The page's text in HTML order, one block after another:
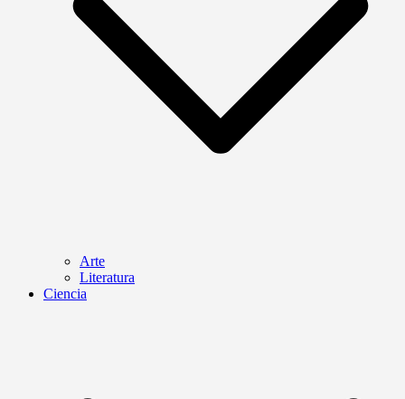
Arte
Literatura
Ciencia